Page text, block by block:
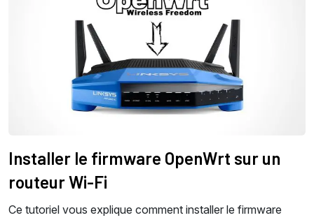
Installer le firmware OpenWrt sur un
routeur Wi-Fi
Ce tutoriel vous explique comment installer le firmware